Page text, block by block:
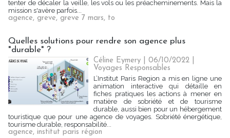
tenter de décaler la veille, les vols ou les préacheminements. Mais la
mission s'avère parfois...
agence, greve, greve 7 mars, to
Quelles solutions pour rendre son agence plus
"durable" ?
Céline Eymery | 06/10/2022
Voyages Responsables
L’Institut Paris Region a mis en ligne une
animation interactive qui détaille en
fiches pratiques les actions à mener en
matière de sobriété et de tourisme
durable, aussi bien pour un hébergement
touristique que pour une agence de voyages. Sobriété énergétique,
tourisme durable, responsabilité...
agence, institut paris région